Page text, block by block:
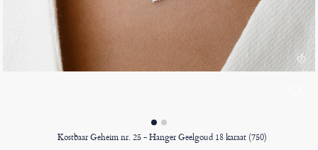
Kostbaar Geheim nr. 25 - Hanger Geelgoud 18 karaat (750)